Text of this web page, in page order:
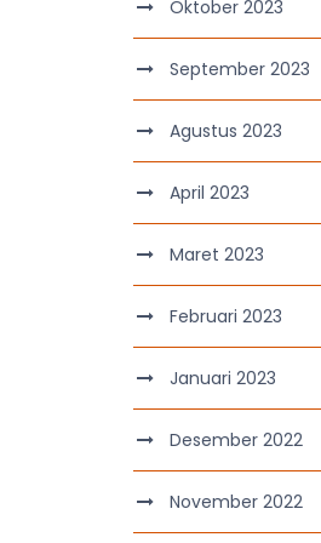
Oktober 2023
September 2023
Agustus 2023
April 2023
Maret 2023
Februari 2023
Januari 2023
Desember 2022
November 2022